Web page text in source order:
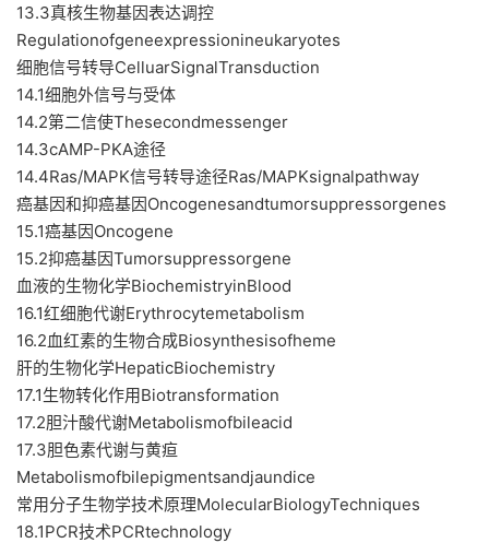
13.3真核生物基因表达调控
Regulationofgeneexpressionineukaryotes
细胞信号转导CelluarSignalTransduction
14.1细胞外信号与受体
14.2第二信使Thesecondmessenger
14.3cAMP-PKA途径
14.4Ras/MAPK信号转导途径Ras/MAPKsignalpathway
癌基因和抑癌基因Oncogenesandtumorsuppressorgenes
15.1癌基因Oncogene
15.2抑癌基因Tumorsuppressorgene
血液的生物化学BiochemistryinBlood
16.1红细胞代谢Erythrocytemetabolism
16.2血红素的生物合成Biosynthesisofheme
肝的生物化学HepaticBiochemistry
17.1生物转化作用Biotransformation
17.2胆汁酸代谢Metabolismofbileacid
17.3胆色素代谢与黄疸
Metabolismofbilepigmentsandjaundice
常用分子生物学技术原理MolecularBiologyTechniques
18.1PCR技术PCRtechnology